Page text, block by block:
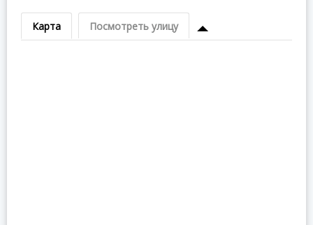
Карта Посмотреть улицу